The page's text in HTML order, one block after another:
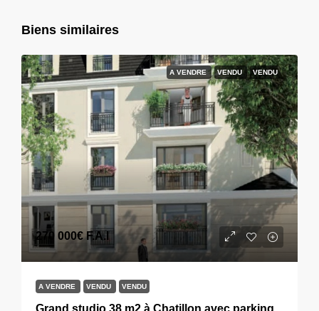
Biens similaires
A VENDRE VENDU VENDU
270 000€F.A.I
A VENDRE VENDU VENDU
Grand studio 38 m2 à Chatillon avec parking